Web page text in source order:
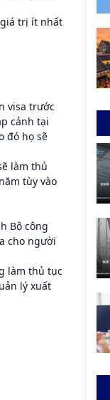
giá trị ít nhất
visa trước
cảnh tại
đó họ sẽ
làm thủ
tùy vào
Bộ công
cho người
làm thủ tục
lý xuất